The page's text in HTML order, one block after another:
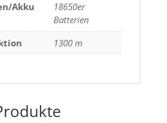
Akku
18650er
Batterien
1300 m